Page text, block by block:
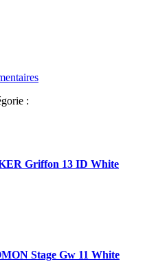
:
Griffon 13 ID White
Stage Gw 11 White